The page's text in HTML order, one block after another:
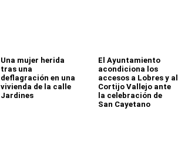
Una mujer herida
tras una
deflagración en una
vivienda de la calle
Jardines
El Ayuntamiento
acondiciona los
accesos a Lobres y al
Cortijo Vallejo ante
la celebración de
San Cayetano